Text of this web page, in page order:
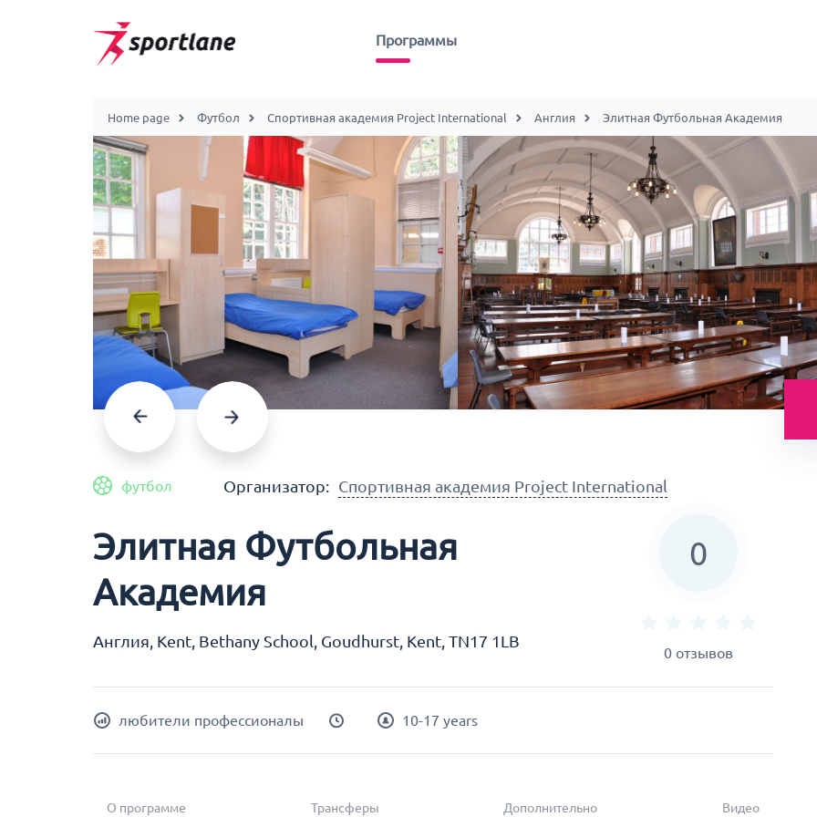
Программы
Home page Футбол Спортивная академия Project International Англия Элитная Футбольная Академия
футбол Организатор: Спортивная академия Project International
Элитная Футбольная
Академия
Англия, Kent, Bethany School, Goudhurst, Kent, TN17 1LB
0
0 отзывов
любители профессионалы 10-17 years
О программе Трансферы Дополнительно Видео